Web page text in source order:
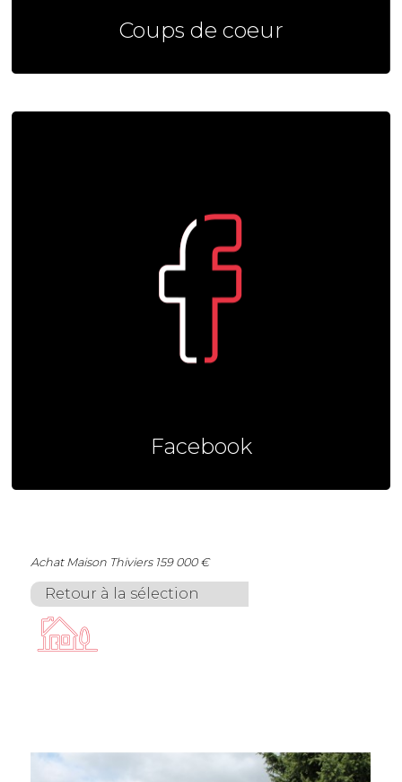
Coups de coeur
Facebook
Achat Maison Thiviers 159 000 €
Retour à la sélection